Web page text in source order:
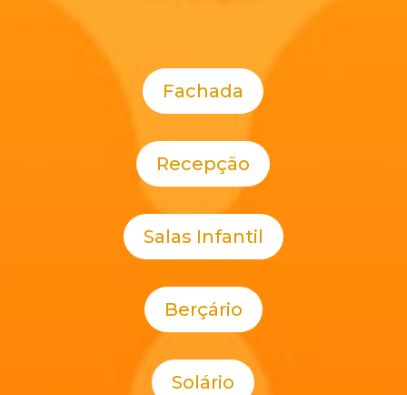
Fachada
Recepção
Salas Infantil
Berçário
Solário